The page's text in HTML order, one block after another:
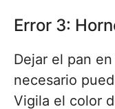
Error 3:
Dejar el pan
necesario
Vigila el color